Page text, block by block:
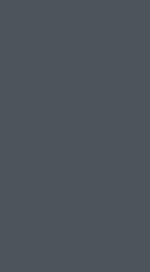
« Too Busy